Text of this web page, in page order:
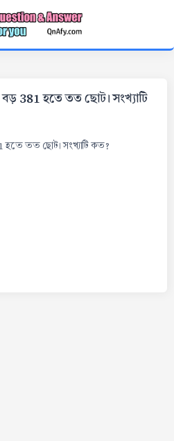
381 হতে তত ছোট। সংখ্যাটি
হতে তত ছোট। সংখ্যাটি কত?